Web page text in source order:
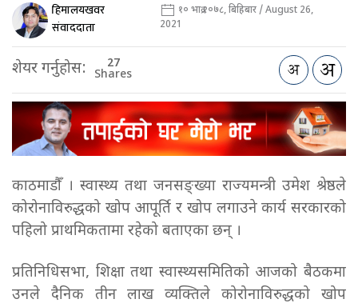
हिमालयखवर
संवाददाता
१० भाद्र २०७८, बिहिबार / August 26,
2021
शेयर गर्नुहोस: 27
Shares
काठमाडौँ । स्वास्थ्य तथा जनसङ्ख्या राज्यमन्त्री उमेश श्रेष्ठले
कोरोनाविरुद्धको खोप आपूर्ति र खोप लगाउने कार्य सरकारको
पहिलो प्राथमिकतामा रहेको बताएका छन् ।
प्रतिनिधिसभा, शिक्षा तथा स्वास्थ्यसमितिको आजको बैठकमा
उनले दैनिक तीन लाख व्यक्तिले कोरोनाविरुद्धको खोप